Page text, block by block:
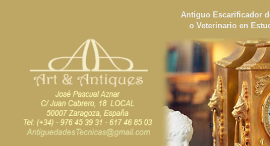
Antiguo Escarificador
o Veterinario en